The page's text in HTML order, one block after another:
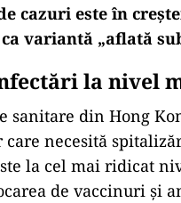
cazuri este în
variantă „aflată
la nivel
sanitare din Hong
care necesită
la cel mai ridicat
de vaccinuri și